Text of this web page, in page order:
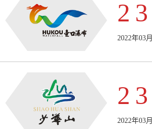
23
2022年03月
23
2022年03月